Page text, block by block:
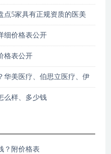
点5家具有正规资质的医美
细价格表公开
格表公开
华美医疗、伯思立医疗、伊
么样、多少钱
？附价格表